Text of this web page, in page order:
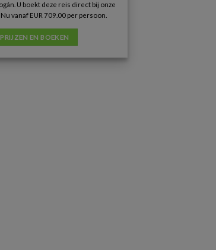
U boekt deze reis direct bij onze
vanaf EUR 709.00 per persoon.
PRIJZEN EN BOEKEN